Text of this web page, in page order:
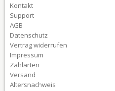
Kontakt
Support
AGB
Datenschutz
Vertrag widerrufen
Impressum
Zahlarten
Versand
Altersnachweis